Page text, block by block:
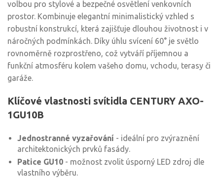
volbou pro stylové a bezpečné osvětlení venkovních
prostor. Kombinuje elegantní minimalistický vzhled s
robustní konstrukcí, která zajišťuje dlouhou životnost i v
náročných podmínkách. Díky úhlu svícení 60° je světlo
rovnoměrně rozprostřeno, což vytváří příjemnou a
funkční atmosféru kolem vašeho domu, vchodu, terasy či
garáže.
Klíčové vlastnosti svítidla CENTURY AXO-
1GU10B
Jednostranné vyzařování - ideální pro zvýraznění
architektonických prvků fasády.
Patice GU10 - možnost zvolit úsporný LED zdroj dle
vlastního výběru.